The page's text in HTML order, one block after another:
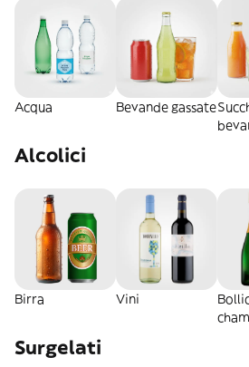
Acqua Bevande gassate
Alcolici
Birra Vini
Surgelati